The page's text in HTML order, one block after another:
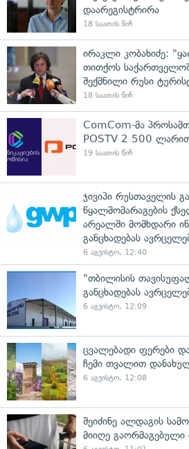
დაარეგისტრირა
18 საათის წინ
ირაკლი კობახიძე:
თითქოს
შექმნილი რუსი
18 საათის წინ
ComCom-მა
POSTV 2 500 ლარით
19 საათის წინ
ჯივიპი რუსთაველის
წყალმომარაგების
არეალში მომხდარი
განცხადებას
6 აგვისტო, 12:40
"თბილისის
განცხადებას
6 აგვისტო, 12:09
ცვალებადი ფერები
ჩემი თვალით
6 აგვისტო, 12:08
შეიძინე ალდაგის
მიიღე გაორმაგებული